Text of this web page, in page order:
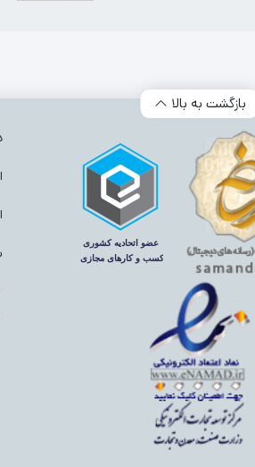
(603) لباس زیر بچگانه
و شلوار نوزادی (273)
نوزادی(211) بیلر نوزادی
بازگشت به بالا